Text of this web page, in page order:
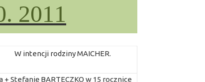
2011
W intencji rodziny MAICHER.
+ Stefanię BARTECZKO w 15 rocznice